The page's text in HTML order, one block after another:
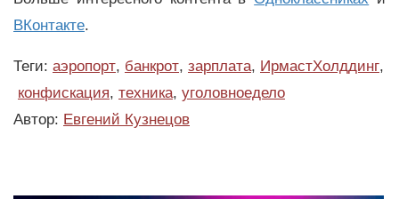
ВКонтакте.
Теги: аэропорт, банкрот, зарплата, ИрмастХолддинг,
конфискация, техника, уголовноедело
Автор: Евгений Кузнецов